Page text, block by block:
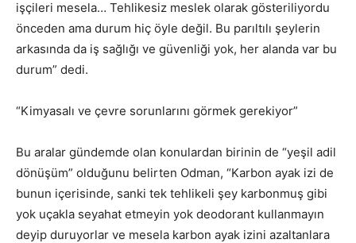
işçileri mesela… Tehlikesiz meslek olarak gösteriliyordu
önceden ama durum hiç öyle değil. Bu parıltılı şeylerin
arkasında da iş sağlığı ve güvenliği yok, her alanda var bu
durum” dedi.
“Kimyasalı ve çevre sorunlarını görmek gerekiyor”
Bu aralar gündemde olan konulardan birinin de “yeşil adil
dönüşüm” olduğunu belirten Odman, “Karbon ayak izi de
bunun içerisinde, sanki tek tehlikeli şey karbonmuş gibi
yok uçakla seyahat etmeyin yok deodorant kullanmayın
deyip duruyorlar ve mesela karbon ayak izini azaltanlara